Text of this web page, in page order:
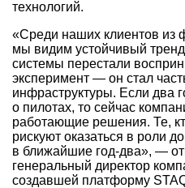
технологий.
«Среди наших клиентов из
мы видим устойчивый
системы перестали
эксперимент — он стал
инфраструктуры. Если два
о пилотах, то сейчас
работающие решения. Те,
рискуют оказаться в роли
в ближайшие год-два», —
генеральный директор
создавшей платформу